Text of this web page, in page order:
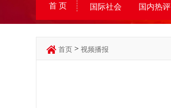
首 页
国际社会
国内热评
首页 > 视频播报